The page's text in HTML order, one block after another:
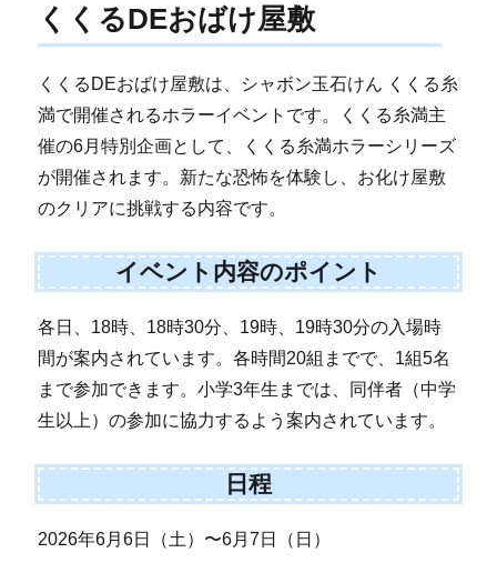
くくるDEおばけ屋敷
くくるDEおばけ屋敷は、シャボン玉石けん くくる糸
満で開催されるホラーイベントです。くくる糸満主
催の6月特別企画として、くくる糸満ホラーシリーズ
が開催されます。新たな恐怖を体験し、お化け屋敷
のクリアに挑戦する内容です。
イベント内容のポイント
各日、18時、18時30分、19時、19時30分の入場時
間が案内されています。各時間20組までで、1組5名
まで参加できます。小学3年生までは、同伴者（中学
生以上）の参加に協力するよう案内されています。
日程
2026年6月6日（土）〜6月7日（日）